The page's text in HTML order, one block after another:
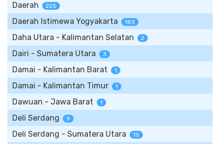
Daerah 225
Daerah Istimewa Yogyakarta 183
Daha Utara - Kalimantan Selatan 2
Dairi - Sumatera Utara 3
Damai - Kalimantan Barat 1
Damai - Kalimantan Timur 1
Dawuan - Jawa Barat 1
Deli Serdang 9
Deli Serdang - Sumatera Utara 15